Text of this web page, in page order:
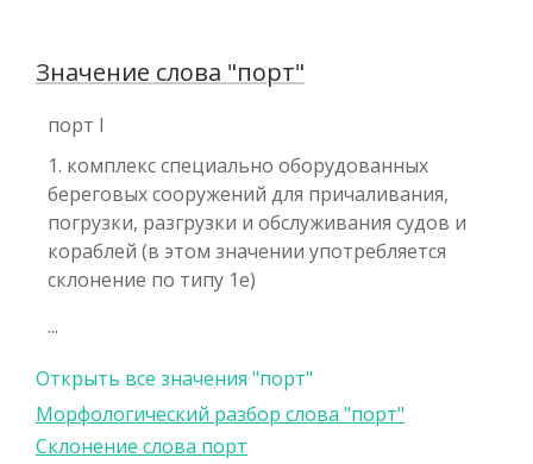
Значение слова "порт"
порт I
1. комплекс специально оборудованных
береговых сооружений для причаливания,
погрузки, разгрузки и обслуживания судов и
кораблей (в этом значении употребляется
склонение по типу 1e)
...
Открыть все значения "порт"
Морфологический разбор слова "порт"
Склонение слова порт